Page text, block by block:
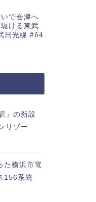
で会津へ
ける東武
日光線 #64
」の新設
リゾー
た横浜市電
156系統